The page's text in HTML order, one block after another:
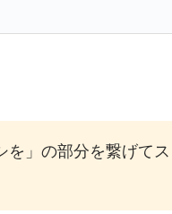
」の部分を繋げて